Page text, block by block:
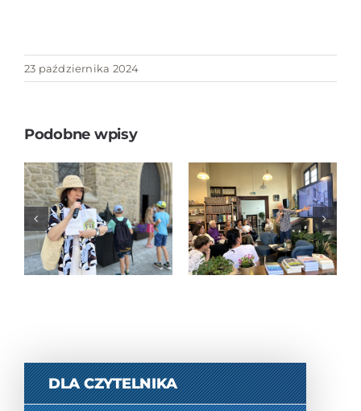
23 października 2024
Podobne wpisy
„Tropem
nowosądeckich
legend”
JAPONIA BEZ
STEREOTYPÓW
– spotkanie
autorskie z
Piotrem
DLA CZYTELNIKA